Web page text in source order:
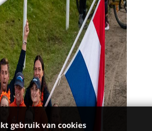
gebruik van cookies